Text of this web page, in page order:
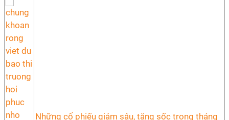
Những cổ phiếu giảm sâu, tăng sốc trong tháng